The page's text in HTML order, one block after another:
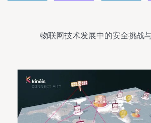
物联网技术发展中的安全挑战